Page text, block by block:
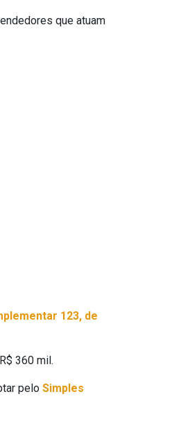
que atuam
123, de
360 mil.
pelo Simples